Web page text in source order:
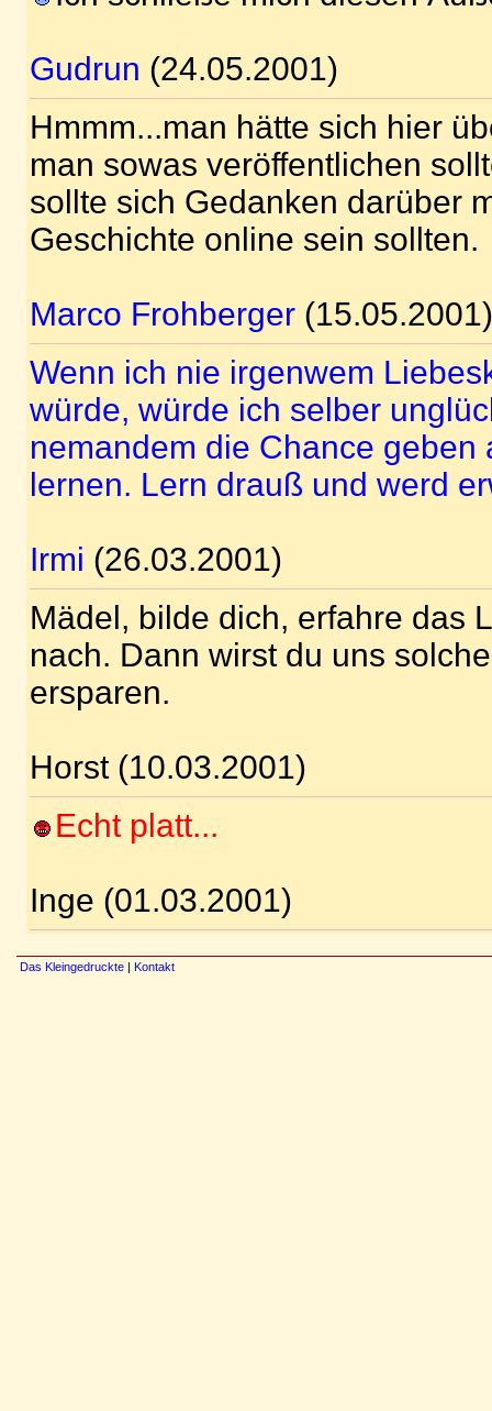
Gudrun (24.05.2001)
Hmmm...man hätte sich hier
man sowas veröffentlichen
sollte sich Gedanken darüber
Geschichte online sein sollten.
Marco Frohberger (15.05.2001)
Wenn ich nie irgenwem
würde, würde ich selber
nemandem die Chance geben
lernen. Lern drauß und werd
Irmi (26.03.2001)
Mädel, bilde dich, erfahre das
nach. Dann wirst du uns
ersparen.
Horst (10.03.2001)
Echt platt...
Inge (01.03.2001)
Das Kleingedruckte | Kontakt